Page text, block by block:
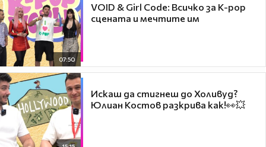
07:50
VOID & Girl Code: Всичко за K-pop
сцената и мечтите им
Искаш да стигнеш до Холивуд?
Юлиан Костов разкрива как!👀💥